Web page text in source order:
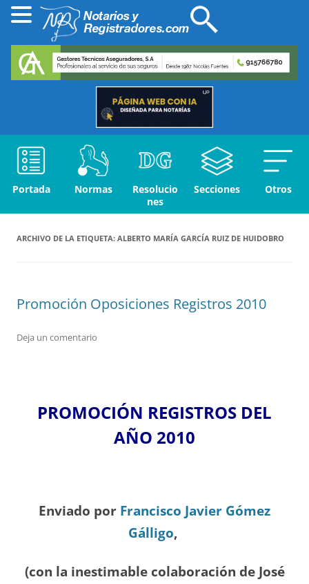
Portada Normas
Resolucio
nes
Secciones Otros
ARCHIVO DE LA ETIQUETA: ALBERTO MARÍA GARCÍA RUIZ DE HUIDOBRO
Promoción Oposiciones Registros 2010
Deja un comentario
PROMOCIÓN REGISTROS DEL
AÑO 2010
Enviado por Francisco Javier Gómez
Gálligo,
(con la inestimable colaboración de José